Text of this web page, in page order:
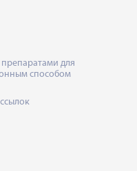
для
способом